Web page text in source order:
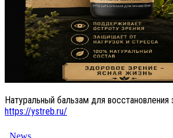
Натуральный бальзам для восстановления
https://ystreb.ru/